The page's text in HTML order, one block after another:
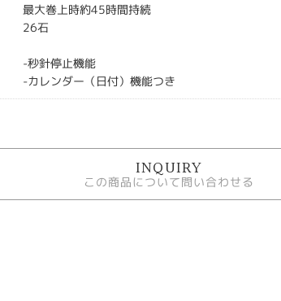
最大巻上時約45時間持続
26石
-秒針停止機能
-カレンダー（日付）機能つき
INQUIRY
この商品について問い合わせる